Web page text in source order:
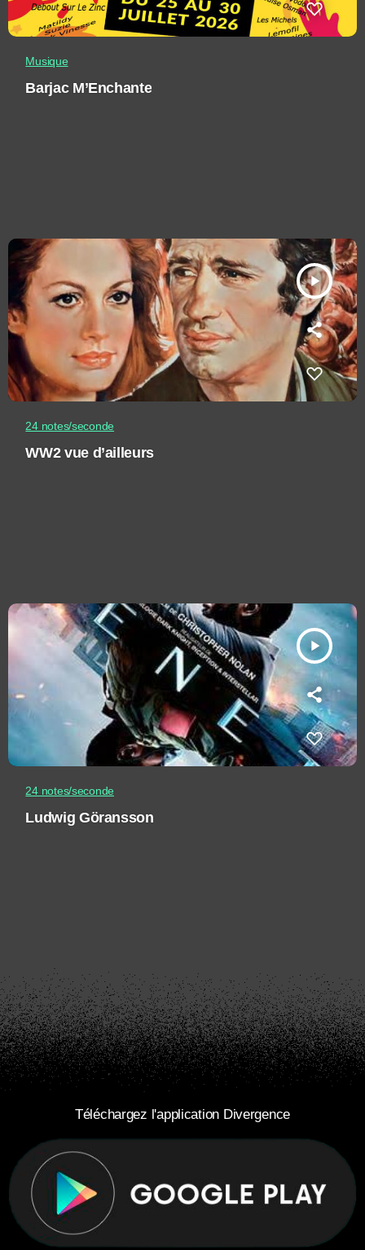
Musique
Barjac M’Enchante
play_arrow
24 notes/seconde
WW2 vue d’ailleurs
play_arrow
24 notes/seconde
Ludwig Göransson
Téléchargez l'application Divergence